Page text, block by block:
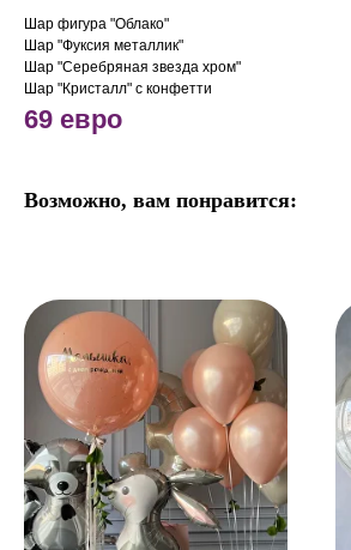
Шар фигура "Облако"
Шар "Фуксия металлик"
Шар "Серебряная звезда хром"
Шар "Кристалл" с конфетти
69 евро
Возможно, вам понравится: